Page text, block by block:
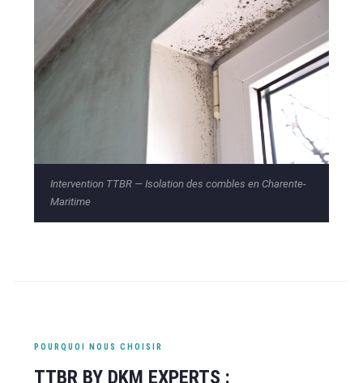
Intervention TTBR — Isolation des combles en Charente-
Maritime
POURQUOI NOUS CHOISIR
TTBR BY DKM EXPERTS :